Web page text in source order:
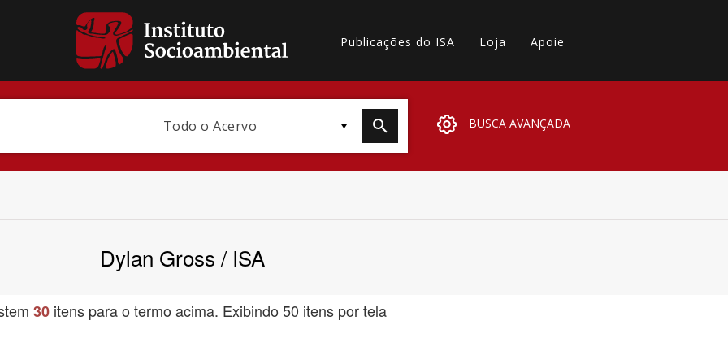
Publicações do ISA Loja Apoie
Todo o Acervo BUSCA AVANÇADA
Dylan Gross / ISA
30 itens para o termo acima. Exibindo 50 itens por tela